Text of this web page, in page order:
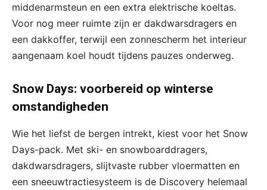
middenarmsteun en een extra elektrische koeltas.
Voor nog meer ruimte zijn er dakdwarsdragers en
een dakkoffer, terwijl een zonnescherm het interieur
aangenaam koel houdt tijdens pauzes onderweg.
Snow Days: voorbereid op winterse
omstandigheden
Wie het liefst de bergen intrekt, kiest voor het Snow
Days-pack. Met ski- en snowboarddragers,
dakdwarsdragers, slijtvaste rubber vloermatten en
een sneeuwtractiesysteem is de Discovery helemaal